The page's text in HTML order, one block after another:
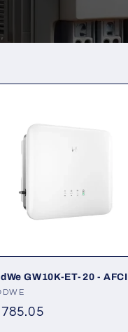
GW10K-ET-20 - AFCI